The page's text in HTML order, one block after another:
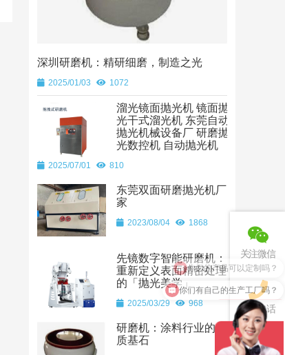
深圳研磨机：精研细磨，制造之光
2025/01/03 1072
溜光镜面抛光机 镜面抛
光干式溜光机 东莞自动
抛光机械设备厂 研磨抛
光数控机 自动抛光机
2025/07/01 810
东莞双面研磨抛光机厂
家
2023/08/04 1868
先镜数字智能研磨机：
重新定义表面精密处理
的「抛光美学」
2025/03/29 968
研磨机：涂料行业的品
质基石
关注微信
联系电话
你们的产品可以定制吗？
你们有自己的生产工厂吗？